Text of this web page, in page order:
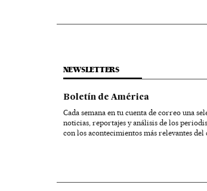
NEWSLETTERS
Boletín de América
Cada semana en tu cuenta de correo una
noticias, reportajes y análisis de los
con los acontecimientos más relevantes del